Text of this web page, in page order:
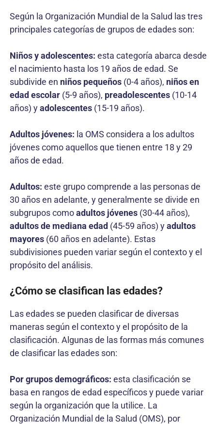
Según la Organización Mundial de la Salud las tres
principales categorías de grupos de edades son:
Niños y adolescentes: esta categoría abarca desde
el nacimiento hasta los 19 años de edad. Se
subdivide en niños pequeños (0-4 años), niños en
edad escolar (5-9 años), preadolescentes (10-14
años) yadolescentes (15-19 años).
Adultos jóvenes: la OMS considera a los adultos
jóvenes como aquellos que tienen entre 18 y 29
años de edad.
Adultos: este grupo comprende a las personas de
30 años en adelante, y generalmente se divide en
subgrupos comoadultos jóvenes (30-44 años),
adultos de mediana edad (45-59 años) yadultos
mayores (60 años en adelante). Estas
subdivisiones pueden variar según el contexto y el
propósito del análisis.
¿Cómo se clasifican las edades?
Las edades se pueden clasificar de diversas
maneras según el contexto y el propósito de la
clasificación. Algunas de las formas más comunes
de clasificar las edades son:
Por grupos demográficos: esta clasificación se
basa en rangos de edad específicos y puede variar
según la organización que la utilice. La
Organización Mundial de la Salud (OMS), por